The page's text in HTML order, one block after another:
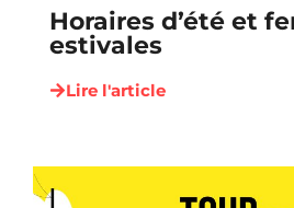
Horaires d’été et
estivales
Lire l'article